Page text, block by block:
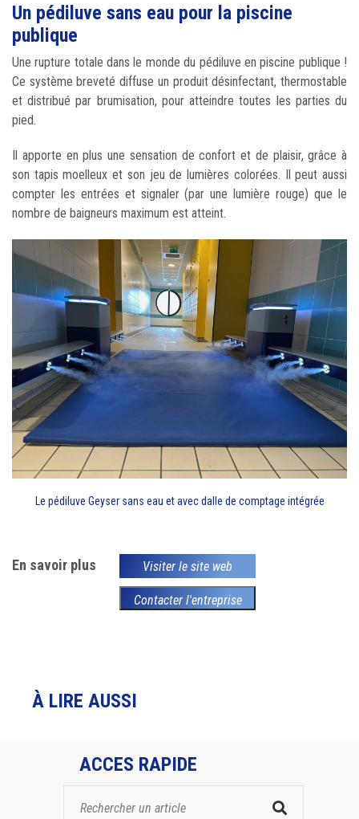
Un pédiluve sans eau pour la piscine
publique
Une rupture totale dans le monde du pédiluve en piscine publique !
Ce système breveté diffuse un produit désinfectant, thermostable
et distribué par brumisation, pour atteindre toutes les parties du
pied.
Il apporte en plus une sensation de confort et de plaisir, grâce à
son tapis moelleux et son jeu de lumières colorées. Il peut aussi
compter les entrées et signaler (par une lumière rouge) que le
nombre de baigneurs maximum est atteint.
Le pédiluve Geyser sans eau et avec dalle de comptage intégrée
En savoir plus Visiter le site web
Contacter l'entreprise
À LIRE AUSSI
ACCES RAPIDE